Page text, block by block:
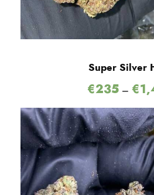
Super Silver
€235 – €